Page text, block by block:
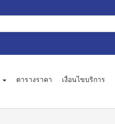
ตารางราคา เงื่อนไขบริการ